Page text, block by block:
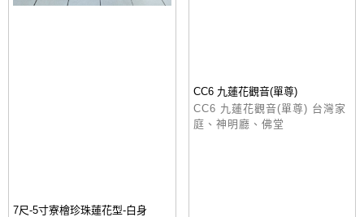
7尺-5寸寮檜珍珠蓮花型-白身
CC6 九蓮花觀音(單尊)
CC6 九蓮花觀音(單尊) 台灣家
庭、神明廳、佛堂